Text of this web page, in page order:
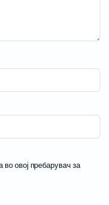
овој пребарувач за